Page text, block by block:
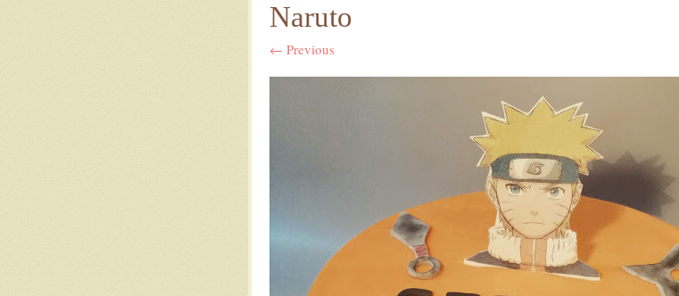
Naruto
← Previous